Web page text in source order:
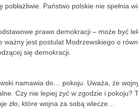
pobłażliwie. Państwo polskie nie spełnia
prawo demokracji – może być
ważny jest postulat Modrzewskiego o
się demokracji.
namawia do… pokoju. Uważa, że
Czy nie lepiej żyć w zgodzie i pokoju?
zło, które wojna za sobą wlecze…